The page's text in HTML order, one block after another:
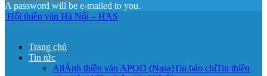
A password will be e-mailed to you.
Hội thiên văn Hà Nội – HAS
Trang chủ
Tin tức
AllẢnh thiên văn APOD (Nasa)Tin báo chíTin thiên